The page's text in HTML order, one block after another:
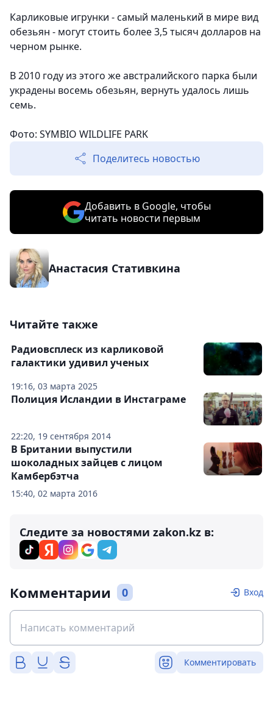
Карликовые игрунки - самый маленький в мире вид
обезьян - могут стоить более 3,5 тысяч долларов на
черном рынке.
В 2010 году из этого же австралийского парка были
украдены восемь обезьян, вернуть удалось лишь
семь.
Фото: SYMBIO WILDLIFE PARK
Поделитесь новостью
Добавить в Google, чтобы
читать новости первым
Анастасия Стативкина
Читайте также
19:16, 03 марта 2025
Радиовсплеск из карликовой
галактики удивил ученых
22:20, 19 сентября 2014
Полиция Исландии в Инстаграме
15:40, 02 марта 2016
В Британии выпустили
шоколадных зайцев с лицом
Камбербэтча
Следите за новостями zakon.kz в:
Комментарии 0 Вход
Комментировать